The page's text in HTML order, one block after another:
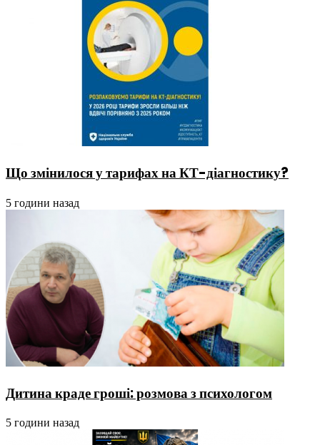
Що змінилося у тарифах на КТ-діагностику?
5 години назад
Дитина краде гроші: розмова з психологом
5 години назад